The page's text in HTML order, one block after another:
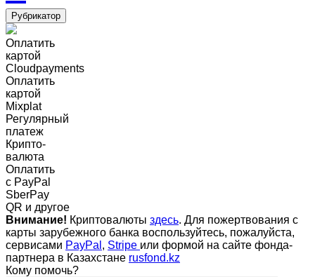
Рубрикатор
Оплатить
картой
Cloudpayments
Оплатить
картой
Mixplat
Регулярный
платеж
Крипто-
валюта
Оплатить
c PayPal
SberPay
QR и другое
Внимание! Криптовалюты здесь. Для пожертвования с
карты зарубежного банка воспользуйтесь, пожалуйста,
сервисами PayPal , Stripe или формой на сайте фонда-
партнера в Казахстане rusfond.kz
Кому помочь?